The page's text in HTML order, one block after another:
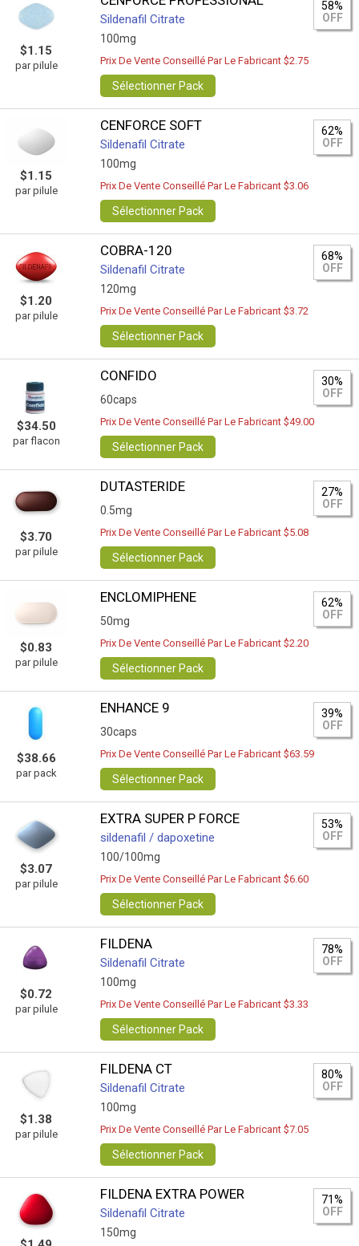
$1.15
par pilule
Sildenafil Citrate
100mg
58%
OFF
Prix De Vente Conseillé Par Le Fabricant $2.75
Sélectionner Pack
$1.15
par pilule
CENFORCE SOFT
Sildenafil Citrate
100mg
62%
OFF
Prix De Vente Conseillé Par Le Fabricant $3.06
Sélectionner Pack
$1.20
par pilule
COBRA-120
Sildenafil Citrate
120mg
68%
OFF
Prix De Vente Conseillé Par Le Fabricant $3.72
Sélectionner Pack
$34.50
par flacon
CONFIDO
60caps
30%
OFF
Prix De Vente Conseillé Par Le Fabricant $49.00
Sélectionner Pack
$3.70
par pilule
DUTASTERIDE
0.5mg
27%
OFF
Prix De Vente Conseillé Par Le Fabricant $5.08
Sélectionner Pack
$0.83
par pilule
ENCLOMIPHENE
50mg
62%
OFF
Prix De Vente Conseillé Par Le Fabricant $2.20
Sélectionner Pack
$38.66
par pack
ENHANCE 9
30caps
39%
OFF
Prix De Vente Conseillé Par Le Fabricant $63.59
Sélectionner Pack
$3.07
par pilule
EXTRA SUPER P FORCE
sildenafil / dapoxetine
100/100mg
53%
OFF
Prix De Vente Conseillé Par Le Fabricant $6.60
Sélectionner Pack
$0.72
par pilule
FILDENA
Sildenafil Citrate
100mg
78%
OFF
Prix De Vente Conseillé Par Le Fabricant $3.33
Sélectionner Pack
$1.38
par pilule
FILDENA CT
Sildenafil Citrate
100mg
80%
OFF
Prix De Vente Conseillé Par Le Fabricant $7.05
Sélectionner Pack
FILDENA EXTRA POWER
Sildenafil Citrate
150mg
71%
OFF